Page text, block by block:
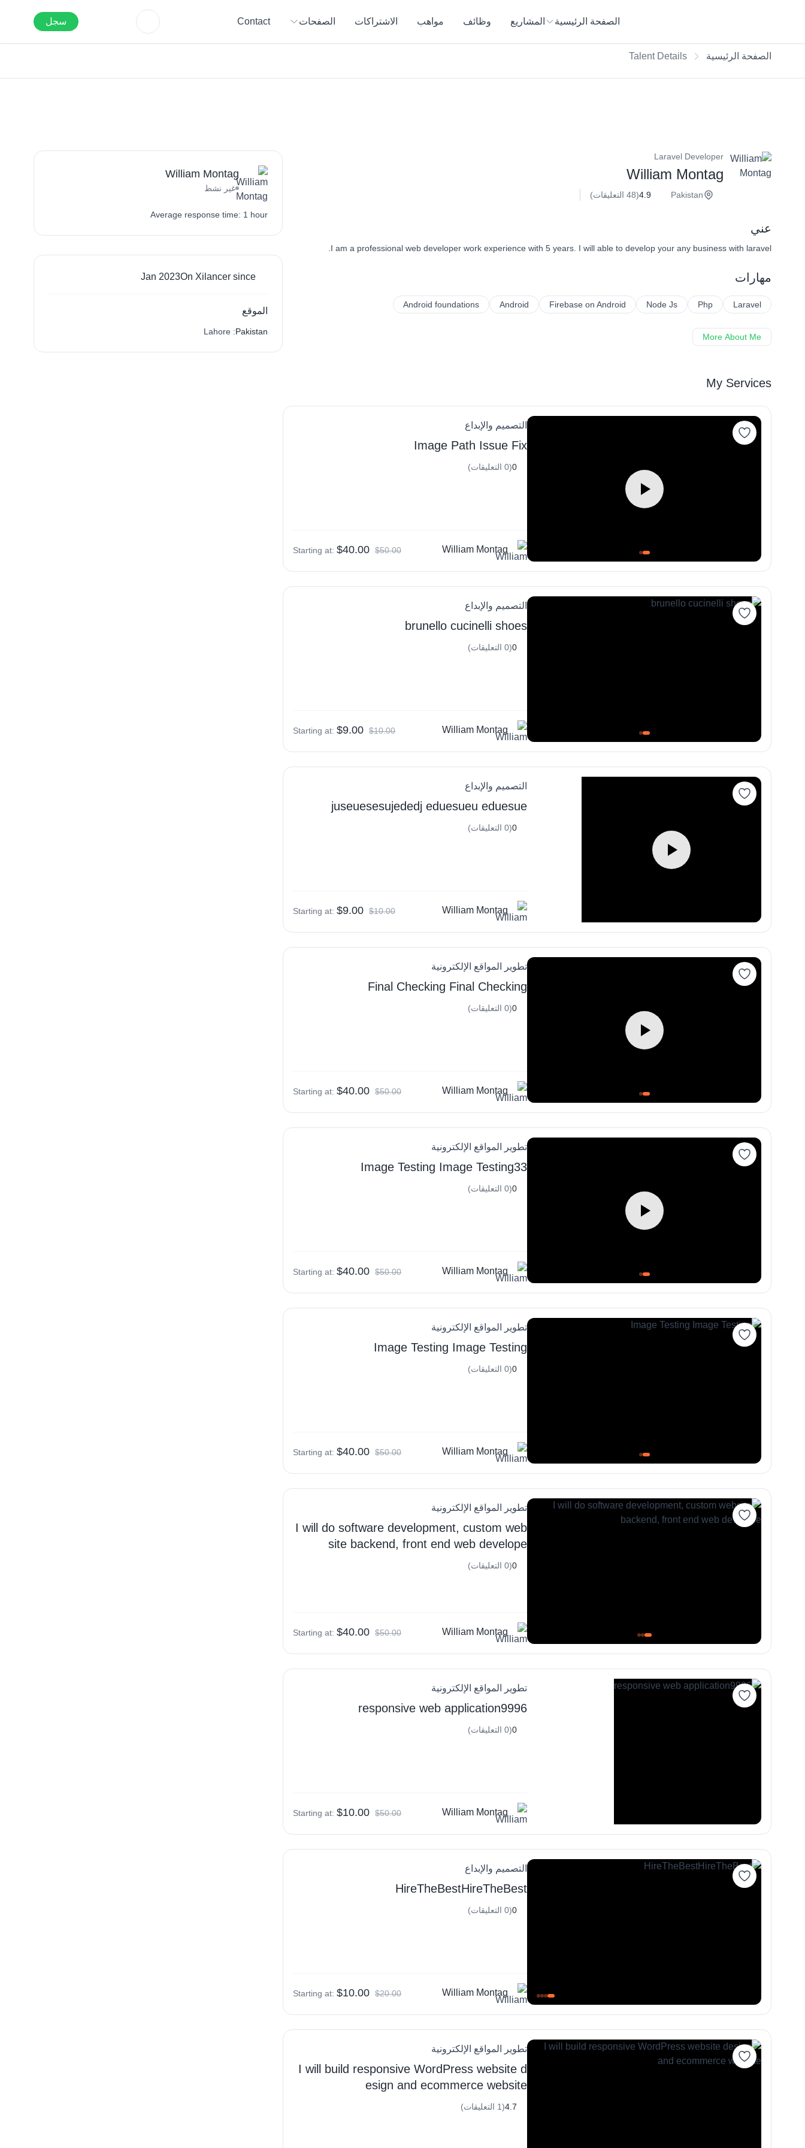
الصفحة الرئيسية المشاريع وظائف مواهب الاشتراكات الصفحات Contact سجل
الصفحة الرئيسية Talent Details
Laravel Developer
William Montag
Pakistan
4.9(48 التعليقات)
عني
I am a professional web developer work experience with 5 years. I will able to develop your any business with laravel.
مهارات
Laravel
Php
Node Js
Firebase on Android
Android
Android foundations
More About Me
My Services
التصميم والإبداع
Image Path Issue Fix
0(0 التعليقات)
William Montag
Starting at: $40.00 $50.00
التصميم والإبداع
brunello cucinelli shoes
0(0 التعليقات)
William Montag
Starting at: $9.00 $10.00
التصميم والإبداع
juseuesesujededj eduesueu eduesue
0(0 التعليقات)
William Montag
Starting at: $9.00 $10.00
تطوير المواقع الإلكترونية
Final Checking Final Checking
0(0 التعليقات)
William Montag
Starting at: $40.00 $50.00
تطوير المواقع الإلكترونية
Image Testing Image Testing33
0(0 التعليقات)
William Montag
Starting at: $40.00 $50.00
تطوير المواقع الإلكترونية
Image Testing Image Testing
0(0 التعليقات)
William Montag
Starting at: $40.00 $50.00
تطوير المواقع الإلكترونية
I will do software development, custom web
site backend, front end web develope
0(0 التعليقات)
William Montag
Starting at: $40.00 $50.00
تطوير المواقع الإلكترونية
responsive web application9996
0(0 التعليقات)
William Montag
Starting at: $10.00 $50.00
التصميم والإبداع
HireTheBestHireTheBest
0(0 التعليقات)
William Montag
Starting at: $10.00 $20.00
تطوير المواقع الإلكترونية
I will build responsive WordPress website d
esign and ecommerce website
4.7(1 التعليقات)
William Montag
غير نشط
Average response time: 1 hour
On Xilancer since
Jan 2023
الموقع
Pakistan
: Lahore